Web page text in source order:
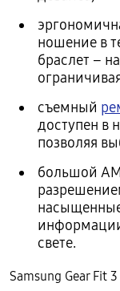
ношение в
браслет –
съемный
доступен в
позволяя
большой
свете.
Samsung Gear Fit